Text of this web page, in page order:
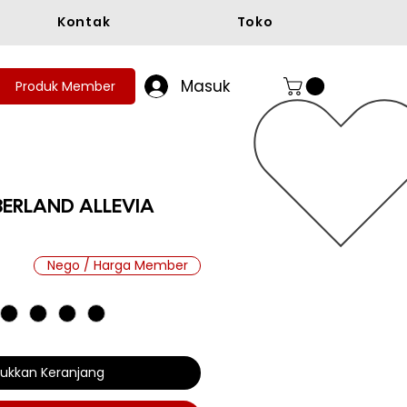
Kontak Toko
Produk Member Masuk
ALLEVIA
Keranjang
Nego / Harga Member